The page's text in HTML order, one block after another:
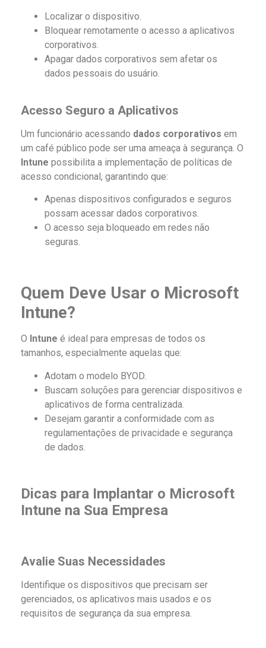
Localizar o dispositivo.
Bloquear remotamente o acesso a aplicativos
corporativos.
Apagar dados corporativos sem afetar os
dados pessoais do usuário.
Acesso Seguro a Aplicativos
Um funcionário acessando dados corporativos em
um café público pode ser uma ameaça à segurança. O
Intune possibilita a implementação de políticas de
acesso condicional, garantindo que:
Apenas dispositivos configurados e seguros
possam acessar dados corporativos.
O acesso seja bloqueado em redes não
seguras.
Quem Deve Usar o Microsoft
Intune?
O Intune é ideal para empresas de todos os
tamanhos, especialmente aquelas que:
Adotam o modelo BYOD.
Buscam soluções para gerenciar dispositivos e
aplicativos de forma centralizada.
Desejam garantir a conformidade com as
regulamentações de privacidade e segurança
de dados.
Dicas para Implantar o Microsoft
Intune na Sua Empresa
Avalie Suas Necessidades
Identifique os dispositivos que precisam ser
gerenciados, os aplicativos mais usados e os
requisitos de segurança da sua empresa.